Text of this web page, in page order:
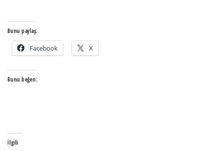
Bunu paylaş:
Facebook X
Bunu beğen:
İlgili